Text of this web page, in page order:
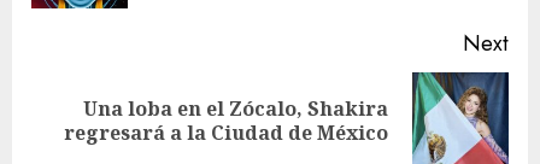
Next
post:
Una loba en el Zócalo, Shakira
regresará a la Ciudad de México